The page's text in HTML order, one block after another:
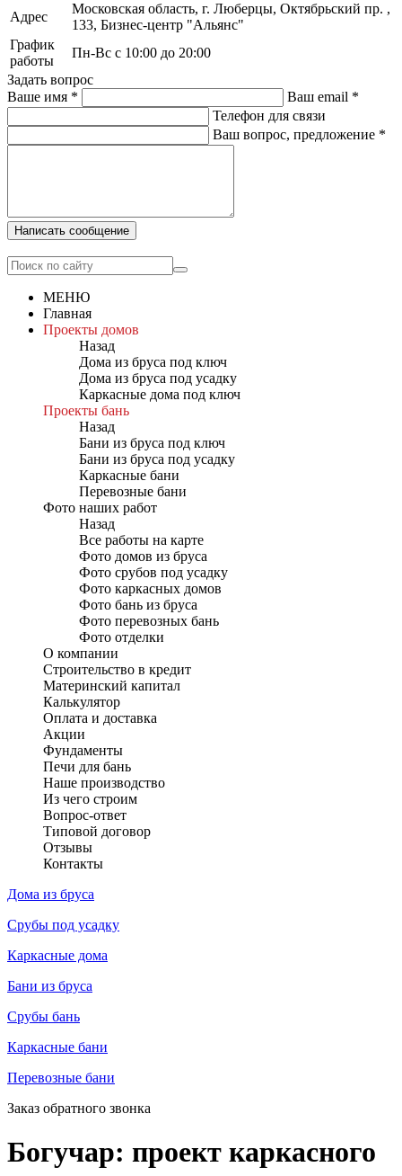
Адрес
Московская область, г. Люберцы, Октябрьский пр. ,
133, Бизнес-центр "Альянс"
График
работы
Пн-Вс с 10:00 до 20:00
Задать вопрос
Ваше имя * Ваш email *
Телефон для связи
Ваш вопрос, предложение *
Написать сообщение
МЕНЮ
Главная
Проекты домов
Назад
Дома из бруса под ключ
Дома из бруса под усадку
Каркасные дома под ключ
Проекты бань
Назад
Бани из бруса под ключ
Бани из бруса под усадку
Каркасные бани
Перевозные бани
Фото наших работ
Назад
Все работы на карте
Фото домов из бруса
Фото срубов под усадку
Фото каркасных домов
Фото бань из бруса
Фото перевозных бань
Фото отделки
О компании
Строительство в кредит
Материнский капитал
Калькулятор
Оплата и доставка
Акции
Фундаменты
Печи для бань
Наше производство
Из чего строим
Вопрос-ответ
Типовой договор
Отзывы
Контакты
Дома из бруса
Срубы под усадку
Каркасные дома
Бани из бруса
Срубы бань
Каркасные бани
Перевозные бани
Заказ обратного звонка
Богучар: проект каркасного